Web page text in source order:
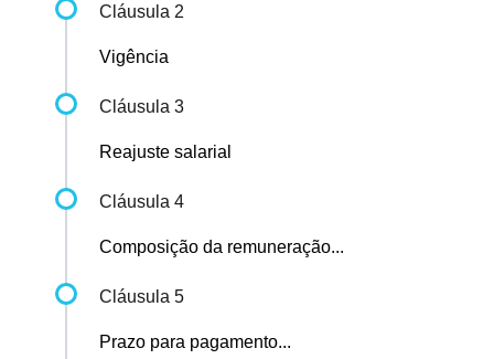
Cláusula 2
Vigência
Cláusula 3
Reajuste salarial
Cláusula 4
Composição da remuneração...
Cláusula 5
Prazo para pagamento...